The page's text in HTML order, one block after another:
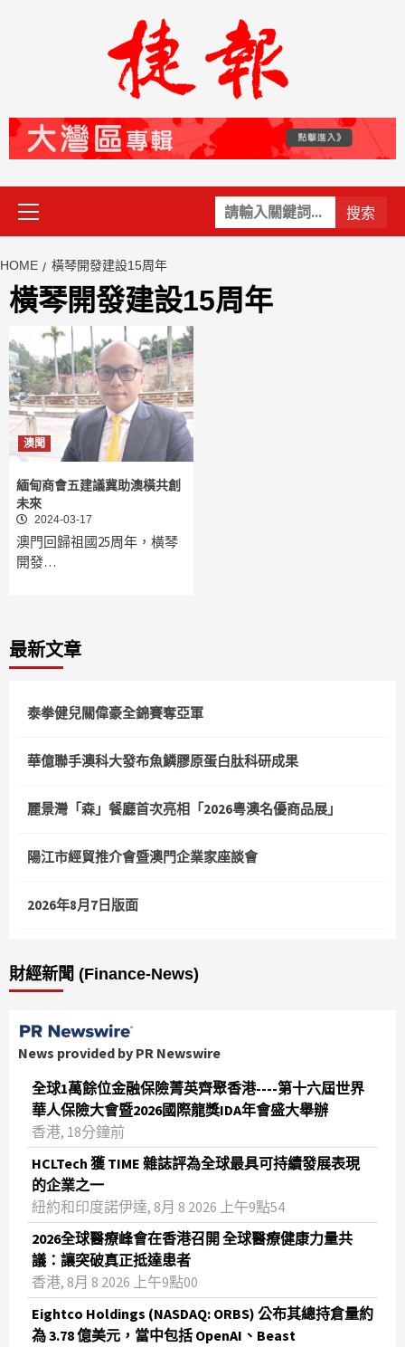
關
鍵
Primary
Menu
HOME 橫琴開發建設15周年
橫琴開發建設15周年
澳聞
緬甸商會五建議冀助澳橫共創
未來
2024-03-17
澳門回歸祖國25周年，橫琴
開發…
最新文章
泰拳健兒關偉豪全錦賽奪亞軍
華億聯手澳科大發布魚鱗膠原蛋白肽科研成果
麗景灣「森」餐廳首次亮相「2026粵澳名優商品展」
陽江市經貿推介會暨澳門企業家座談會
2026年8月7日版面
財經新聞 (Finance-News)
News provided by PR Newswire
全球1萬餘位金融保險菁英齊聚香港----第十六屆世界
華人保險大會暨2026國際龍獎IDA年會盛大舉辦
香港, 18分鐘前
HCLTech 獲 TIME 雜誌評為全球最具可持續發展表現
的企業之一
紐約和印度諾伊達, 8月 8 2026 上午9點54
2026全球醫療峰會在香港召開 全球醫療健康力量共
議：讓突破真正抵達患者
香港, 8月 8 2026 上午9點00
Eightco Holdings (NASDAQ: ORBS) 公布其總持倉量約
為 3.78 億美元，當中包括 OpenAI、Beast